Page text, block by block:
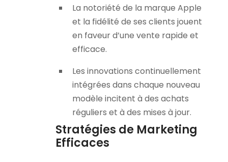
La notoriété de la marque Apple
et la fidélité de ses clients jouent
en faveur d’une vente rapide et
efficace.
Les innovations continuellement
intégrées dans chaque nouveau
modèle incitent à des achats
réguliers et à des mises à jour.
Stratégies de Marketing
Efficaces